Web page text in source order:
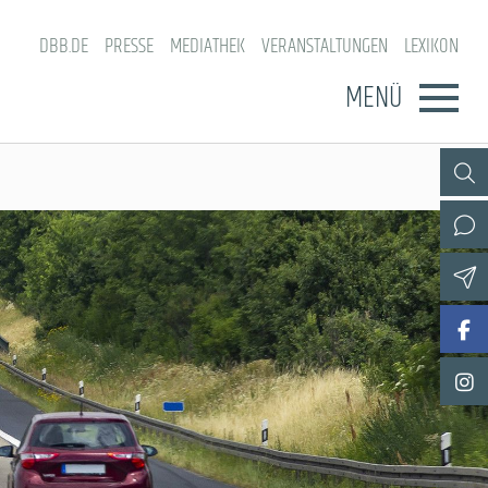
DBB.DE PRESSE MEDIATHEK VERANSTALTUNGEN LEXIKON
MENÜ